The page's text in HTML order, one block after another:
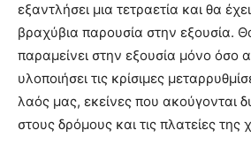
εξαντλήσει μια τετραετία και θα
βραχύβια παρουσία στην εξουσία.
παραμείνει στην εξουσία μόνο όσο
υλοποιήσει τις κρίσιμες
λαός μας, εκείνες που ακούγονται
στους δρόμους και τις πλατείες